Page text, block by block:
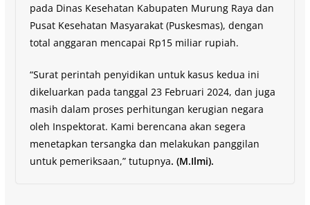
pada Dinas Kesehatan Kabupaten Murung Raya dan
Pusat Kesehatan Masyarakat (Puskesmas), dengan
total anggaran mencapai Rp15 miliar rupiah.
“Surat perintah penyidikan untuk kasus kedua ini
dikeluarkan pada tanggal 23 Februari 2024, dan juga
masih dalam proses perhitungan kerugian negara
oleh Inspektorat. Kami berencana akan segera
menetapkan tersangka dan melakukan panggilan
untuk pemeriksaan,” tutupnya. (M.Ilmi).